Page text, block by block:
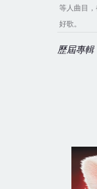
等人曲目
好歌。
歷屆專輯